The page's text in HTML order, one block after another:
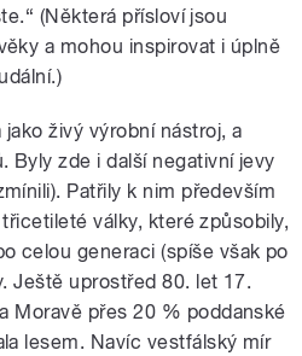
(Některá přísloví jsou
a mohou inspirovat i úplně
živý výrobní nástroj, a
Byly zde i další negativní jevy
Patřily k nim především
války, které způsobily,
celou generaci (spíše však po
Ještě uprostřed 80. let 17.
Moravě přes 20 % poddanské
lesem. Navíc vestfálský mír